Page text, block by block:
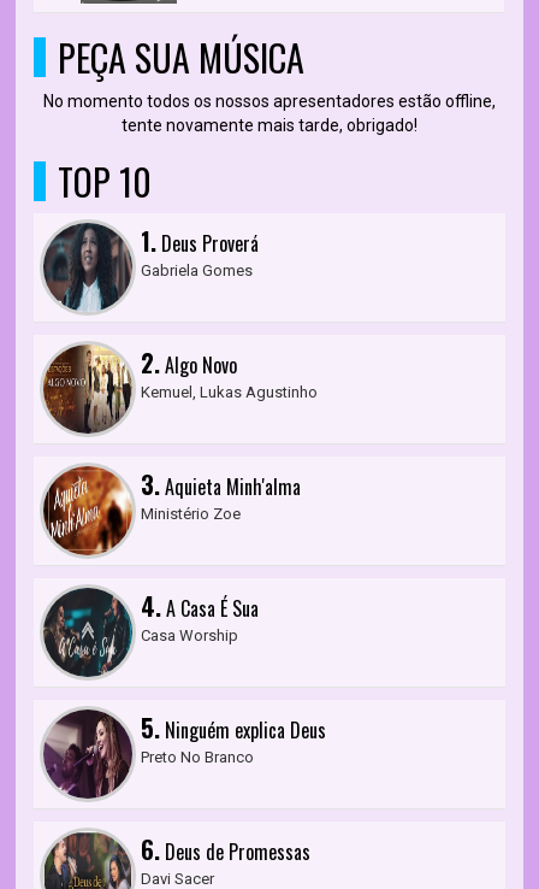
PEÇA SUA MÚSICA
No momento todos os nossos apresentadores estão offline,
tente novamente mais tarde, obrigado!
TOP 10
1. Deus Proverá
Gabriela Gomes
2.Algo Novo
Kemuel, Lukas Agustinho
3.Aquieta Minh'alma
Ministério Zoe
4.A Casa É Sua
Casa Worship
5. Ninguém explica Deus
Preto No Branco
6. Deus de Promessas
Davi Sacer